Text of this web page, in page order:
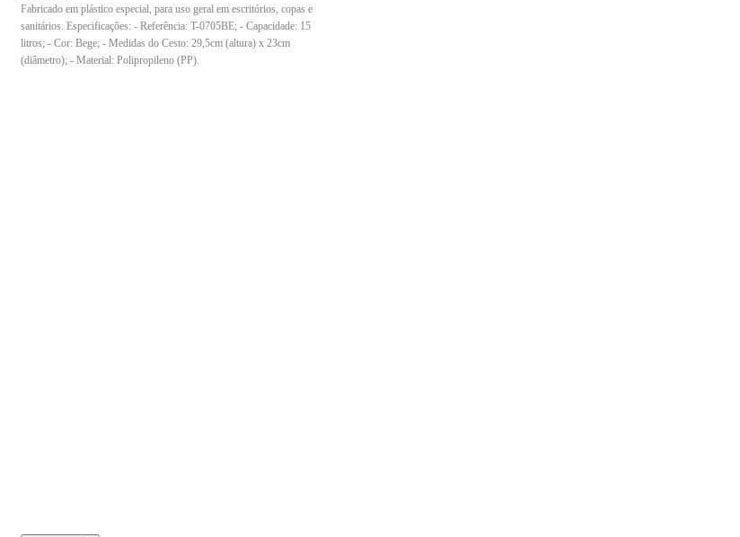
Fabricado em plástico especial, para uso geral em escritórios, copas e
sanitários. Especificações: - Referência: T-0705BE; - Capacidade: 15
litros; - Cor: Bege; - Medidas do Cesto: 29,5cm (altura) x 23cm
(diâmetro); - Material: Polipropileno (PP).